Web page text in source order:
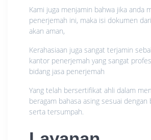
Kami juga menjamin bahwa jika anda
penerjemah ini, maka isi dokumen
akan aman,
Kerahasiaan juga sangat terjamin
kantor penerjemah yang sangat
bidang jasa penerjemah
Yang telah bersertifikat ahli dalam
beragam bahasa asing sesuai dengan
serta tersumpah.